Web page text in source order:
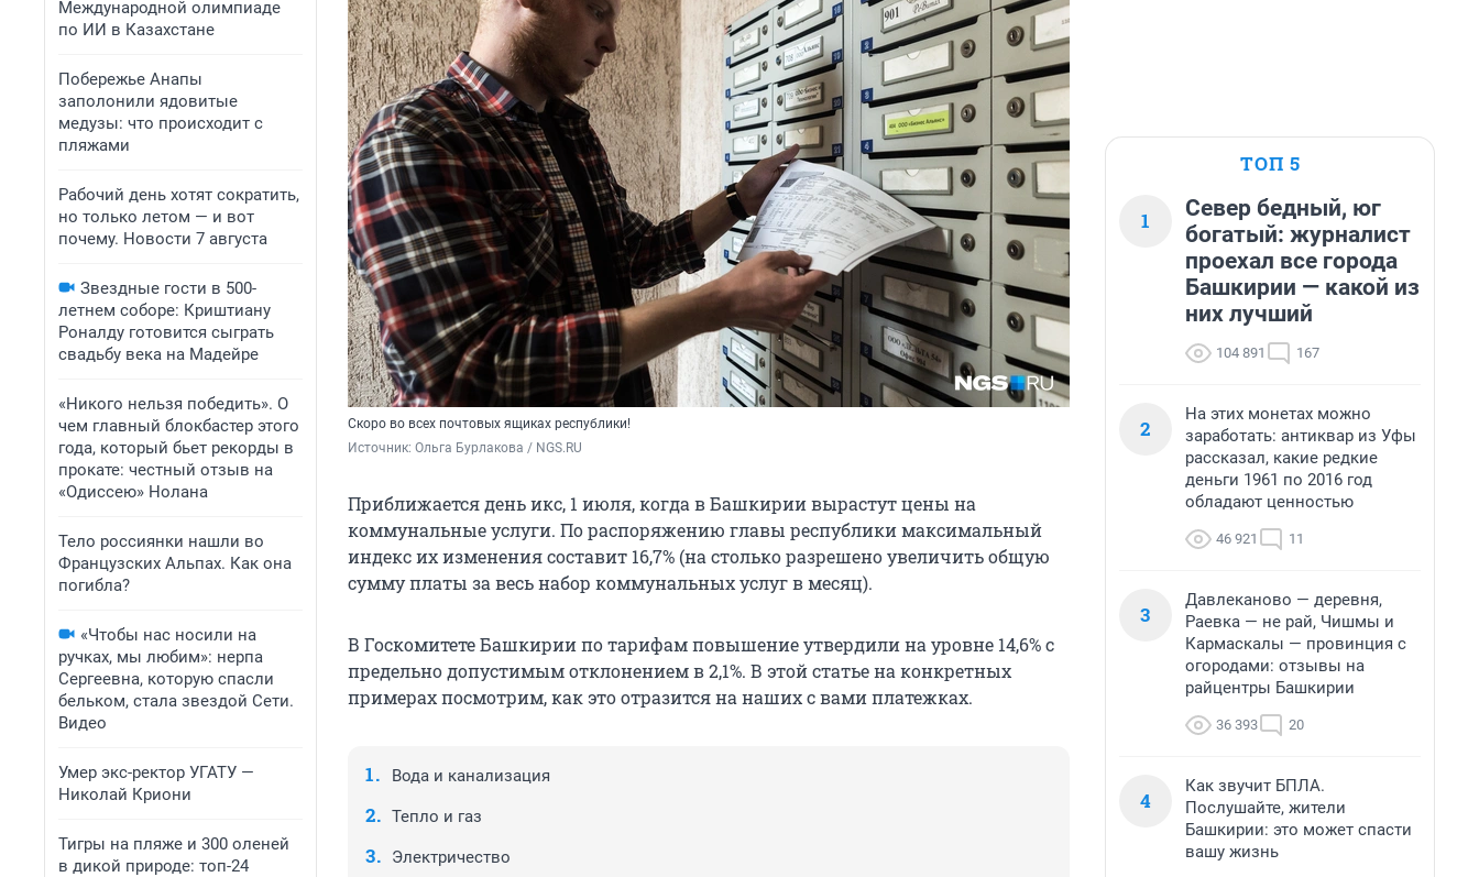
Международной олимпиаде
по ИИ в Казахстане
Побережье Анапы
заполонили ядовитые
медузы: что происходит с
пляжами
Рабочий день хотят сократить,
но только летом — и вот
почему. Новости 7 августа
Звездные гости в 500-
летнем соборе: Криштиану
Роналду готовится сыграть
свадьбу века на Мадейре
«Никого нельзя победить». О
чем главный блокбастер этого
года, который бьет рекорды в
прокате: честный отзыв на
«Одиссею» Нолана
Тело россиянки нашли во
Французских Альпах. Как она
погибла?
«Чтобы нас носили на
ручках, мы любим»: нерпа
Сергеевна, которую спасли
бельком, стала звездой Сети.
Видео
Умер экс-ректор УГАТУ —
Николай Криони
Тигры на пляже и 300 оленей
в дикой природе: топ-24
Скоро во всех почтовых ящиках республики!
Источник: Ольга Бурлакова / NGS.RU
Приближается день икс, 1 июля, когда в Башкирии вырастут цены на
коммунальные услуги. По распоряжению главы республики максимальный
индекс их изменения составит 16,7% (на столько разрешено увеличить общую
сумму платы за весь набор коммунальных услуг в месяц).
В Госкомитете Башкирии по тарифам повышение утвердили на уровне 14,6% с
предельно допустимым отклонением в 2,1%. В этой статье на конкретных
примерах посмотрим, как это отразится на наших с вами платежках.
Вода и канализация
Тепло и газ
Электричество
ТОП 5
1
Север бедный, юг
богатый: журналист
проехал все города
Башкирии — какой из
них лучший
104 891 167
2
На этих монетах можно
заработать: антиквар из Уфы
рассказал, какие редкие
деньги 1961 по 2016 год
обладают ценностью
46 921 11
3
Давлеканово — деревня,
Раевка — не рай, Чишмы и
Кармаскалы — провинция с
огородами: отзывы на
райцентры Башкирии
36 393 20
4
Как звучит БПЛА.
Послушайте, жители
Башкирии: это может спасти
вашу жизнь